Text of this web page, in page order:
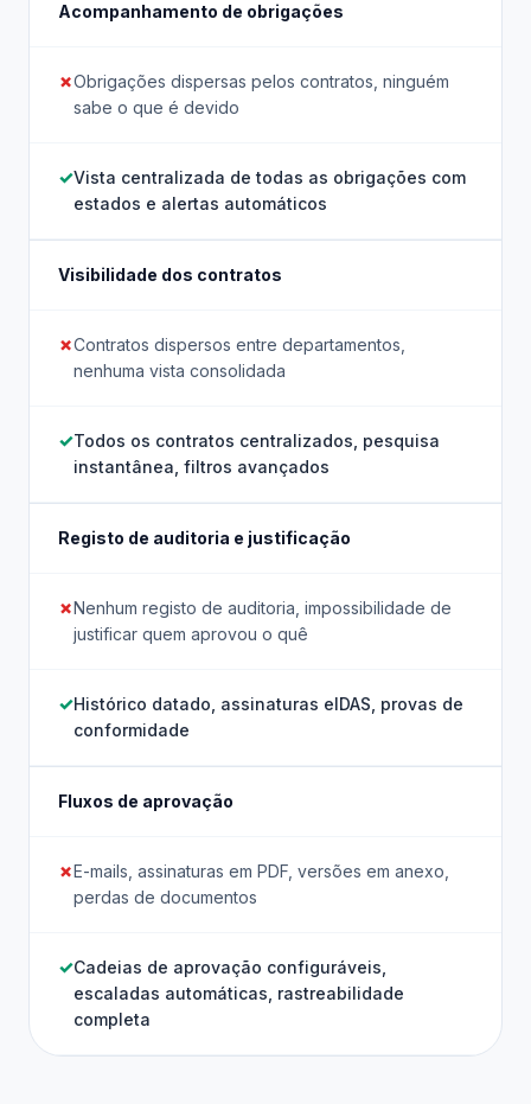
Acompanhamento de obrigações
Obrigações dispersas pelos contratos, ninguém
sabe o que é devido
Vista centralizada de todas as obrigações com
estados e alertas automáticos
Visibilidade dos contratos
Contratos dispersos entre departamentos,
nenhuma vista consolidada
Todos os contratos centralizados, pesquisa
instantânea, filtros avançados
Registo de auditoria e justificação
Nenhum registo de auditoria, impossibilidade de
justificar quem aprovou o quê
Histórico datado, assinaturas eIDAS, provas de
conformidade
Fluxos de aprovação
E-mails, assinaturas em PDF, versões em anexo,
perdas de documentos
Cadeias de aprovação configuráveis,
escaladas automáticas, rastreabilidade
completa